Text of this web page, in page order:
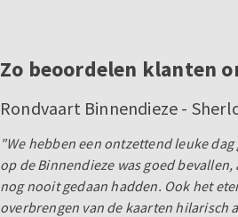
Zo beoordelen klanten
Rondvaart Binnendieze -
"We hebben een ontzettend leuke
op de Binnendieze was goed
nog nooit gedaan hadden. Ook het
overbrengen van de kaarten hilarisch